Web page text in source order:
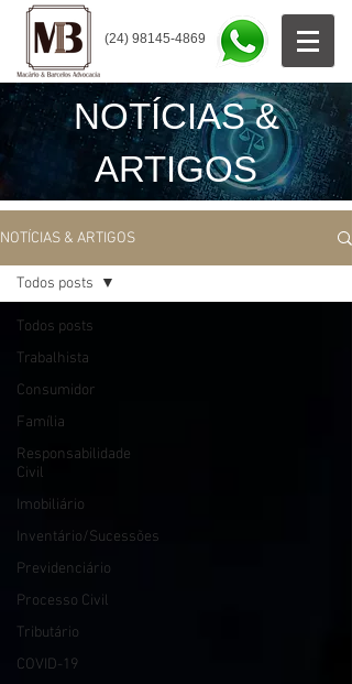
(24) 98145-4869
NOTÍCIAS &
ARTIGOS
NOTÍCIAS & ARTIGOS
Todos posts
Trabalhista
Consumidor
Família
Responsabilidade
Civil
Imobiliário
Inventário/Sucessões
Previdenciário
Processo Civil
Tributário
COVID-19
Todos posts